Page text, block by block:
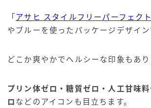
「 アサヒ スタイルフリーパーフェクト
やブルーを使ったパッケージデザイン
どこか爽やかでヘルシーな印象もあり
プリン体ゼロ・糖質ゼロ・人工甘味
ロ などのアイコンも目立ちます。